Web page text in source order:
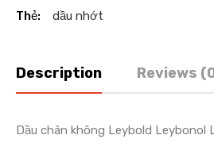
Thẻ:
dầu nhớt
Description Reviews
Dầu chân không Leybold Leybonol